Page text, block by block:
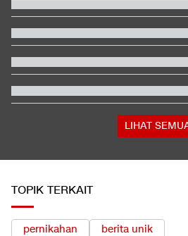
Rizky Ridho Blunder Lagi, Timnas
AFF
Fakta Menarik Penampilan Agnez
Gempa Laut Jawa Malam Ini:
Demak, Batang
Trump Serang Kandidat Senat Muslim
Detik-detik Horor Murid Sekolah